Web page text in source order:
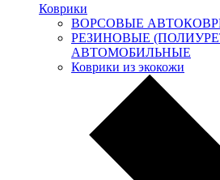
Коврики
ВОРСОВЫЕ
РЕЗИНОВЫЕ
АВТОМОБИЛЬНЫЕ
Коврики из экокожи